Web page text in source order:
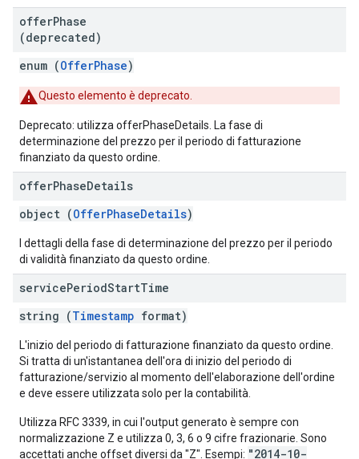
offerPhase
(deprecated)
enum (OfferPhase)
Questo elemento è deprecato.
Deprecato: utilizza offerPhaseDetails. La fase di
determinazione del prezzo per il periodo di fatturazione
finanziato da questo ordine.
offerPhaseDetails
object (OfferPhaseDetails)
I dettagli della fase di determinazione del prezzo per il periodo
di validità finanziato da questo ordine.
servicePeriodStartTime
string (Timestamp format)
L'inizio del periodo di fatturazione finanziato da questo ordine.
Si tratta di un'istantanea dell'ora di inizio del periodo di
fatturazione/servizio al momento dell'elaborazione dell'ordine
e deve essere utilizzata solo per la contabilità.
Utilizza RFC 3339, in cui l'output generato è sempre con
normalizzazione Z e utilizza 0, 3, 6 o 9 cifre frazionarie. Sono
accettati anche offset diversi da "Z". Esempi: "2014-10-